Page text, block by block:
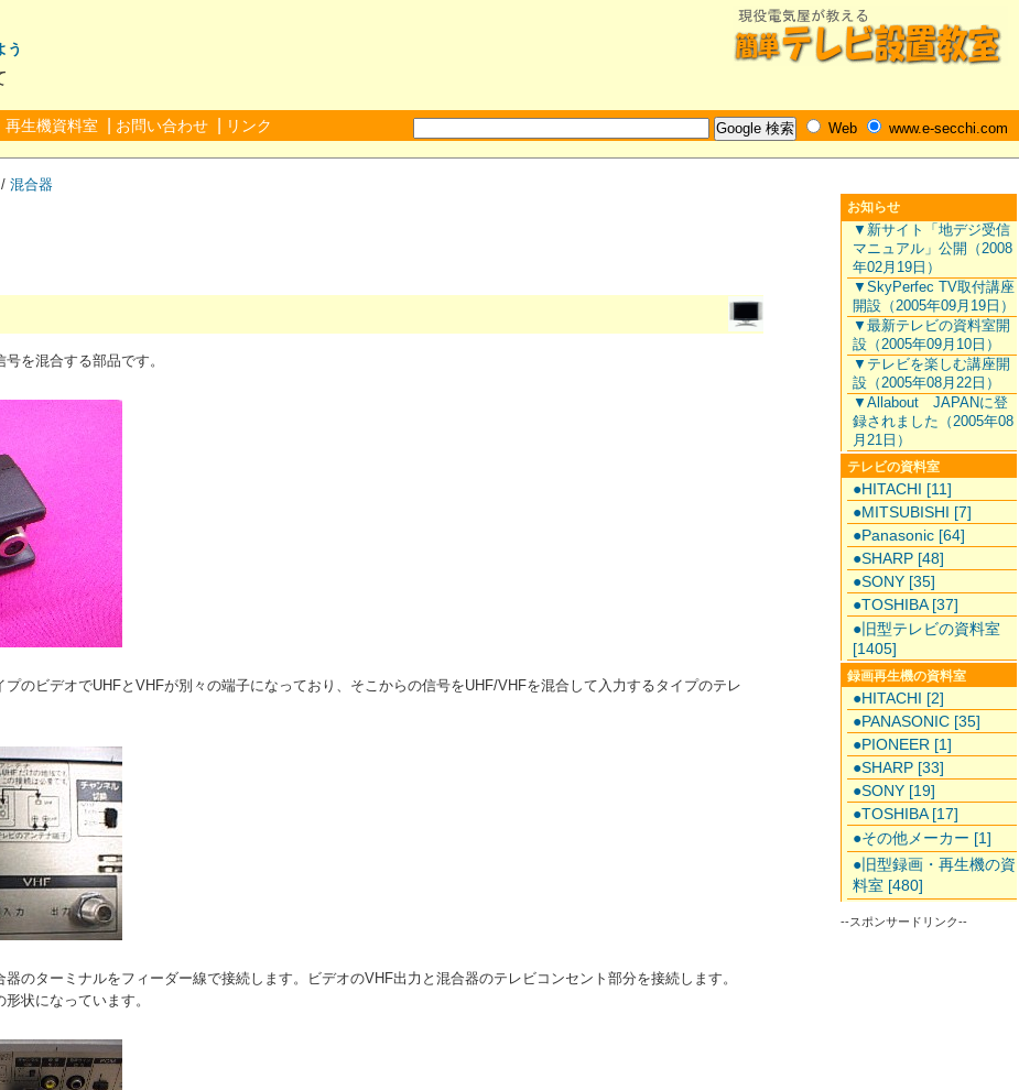
う
Web www.e-secchi.com
再生機資料室 お問い合わせ リンク
/ 混合器
を混合する部品です。
のビデオでUHFとVHFが別々の端子になっており、そこからの信号をUHF/VHFを混合して入力するタイプのテレ
のターミナルをフィーダー線で接続します。ビデオのVHF出力と混合器のテレビコンセント部分を接続します。
状になっています。
お知らせ
▼新サイト「地デジ受信
マニュアル」公開（2008
年02月19日）
▼SkyPerfec TV取付講座
開設（2005年09月19日）
▼最新テレビの資料室開
設（2005年09月10日）
▼テレビを楽しむ講座開
設（2005年08月22日）
▼Allabout JAPANに登
録されました（2005年08
月21日）
テレビの資料室
●HITACHI [11]
●MITSUBISHI [7]
●Panasonic [64]
●SHARP [48]
●SONY [35]
●TOSHIBA [37]
●旧型テレビの資料室
[1405]
録画再生機の資料室
●HITACHI [2]
●PANASONIC [35]
●PIONEER [1]
●SHARP [33]
●SONY [19]
●TOSHIBA [17]
●その他メーカー [1]
●旧型録画・再生機の資
料室 [480]
--スポンサードリンク--